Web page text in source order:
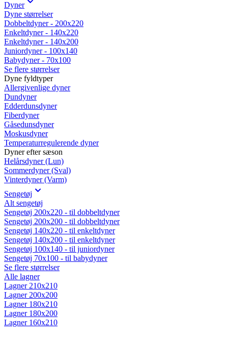
Dyner
Dyne størrelser
Dobbeltdyner - 200x220
Enkeltdyner - 140x220
Enkeltdyner - 140x200
Juniordyner - 100x140
Babydyner - 70x100
Se flere størrelser
Dyne fyldtyper
Allergivenlige dyner
Dundyner
Edderdunsdyner
Fiberdyner
Gåsedunsdyner
Moskusdyner
Temperaturregulerende dyner
Dyner efter sæson
Helårsdyner (Lun)
Sommerdyner (Sval)
Vinterdyner (Varm)
Sengetøj
Alt sengetøj
Sengetøj 200x220 - til dobbeltdyner
Sengetøj 200x200 - til dobbeltdyner
Sengetøj 140x220 - til enkeltdyner
Sengetøj 140x200 - til enkeltdyner
Sengetøj 100x140 - til juniordyner
Sengetøj 70x100 - til babydyner
Se flere størrelser
Alle lagner
Lagner 210x210
Lagner 200x200
Lagner 180x210
Lagner 180x200
Lagner 160x210